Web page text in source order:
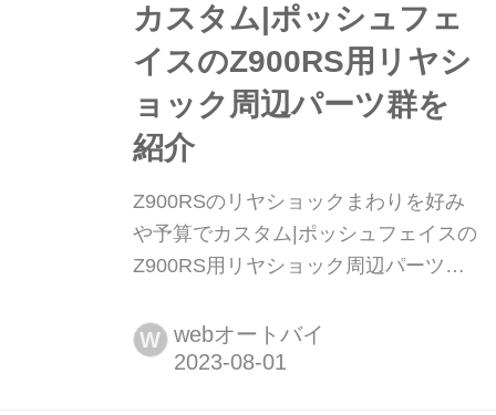
カスタム|ポッシュフェ
イスのZ900RS用リヤシ
ョック周辺パーツ群を
紹介
Z900RSのリヤショックまわりを好み
や予算でカスタム|ポッシュフェイスの
Z900RS用リヤショック周辺パーツ群
ズ』が各社の注目の新製品を紹介しま
す。今回はポッシュフェイスの
W webオートバイ